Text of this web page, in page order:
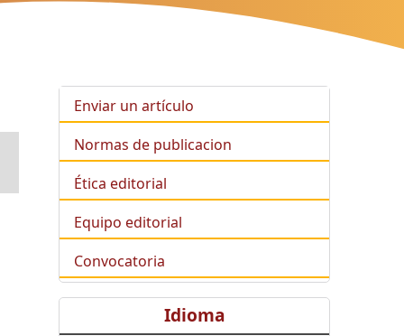
Enviar un artículo
Normas de publicacion
Ética editorial
Equipo editorial
Convocatoria
Idioma